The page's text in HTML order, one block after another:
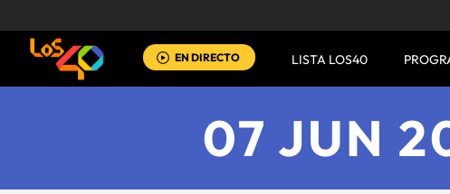
EN DIRECTO LISTA LOS40
07 JUN